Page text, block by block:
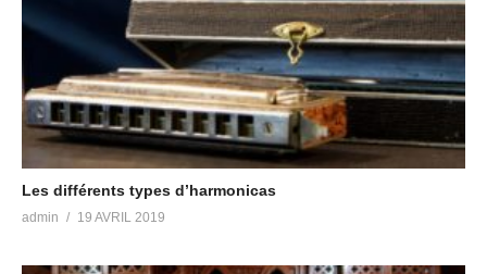
Les différents types d’harmonicas
admin 19 AVRIL 2019